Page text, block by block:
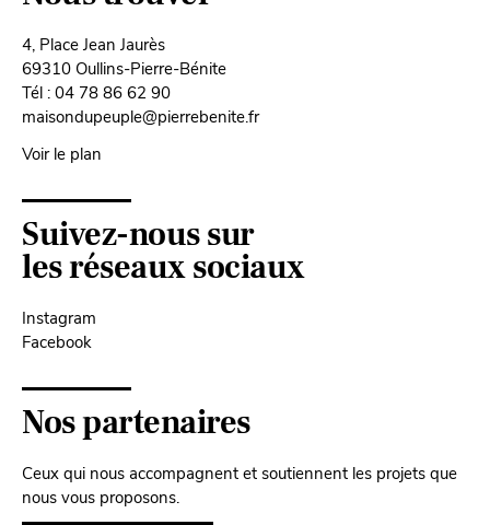
4, Place Jean Jaurès
69310 Oullins-Pierre-Bénite
Tél : 04 78 86 62 90
maisondupeuple@pierrebenite.fr
Voir le plan
Suivez-nous sur
les réseaux sociaux
Instagram
Facebook
Nos partenaires
Ceux qui nous accompagnent et soutiennent les projets que
nous vous proposons.